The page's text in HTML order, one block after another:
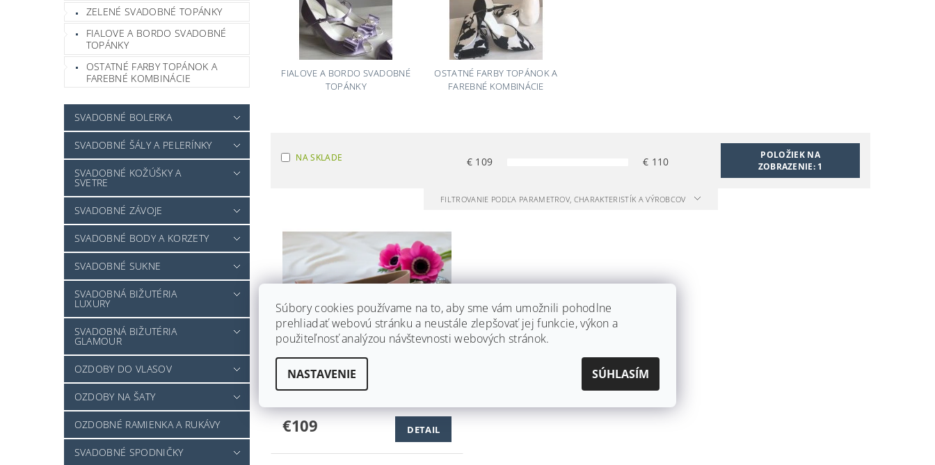
ZELENÉ SVADOBNÉ TOPÁNKY
FIALOVE A BORDO SVADOBNÉ
TOPÁNKY
OSTATNÉ FARBY TOPÁNOK A
FAREBNÉ KOMBINÁCIE
SVADOBNÉ BOLERKA
SVADOBNÉ ŠÁLY A PELERÍNKY
SVADOBNÉ KOŽÚŠKY A
SVETRE
SVADOBNÉ ZÁVOJE
SVADOBNÉ BODY A KORZETY
SVADOBNÉ SUKNE
SVADOBNÁ BIŽUTÉRIA
LUXURY
SVADOBNÁ BIŽUTÉRIA
GLAMOUR
OZDOBY DO VLASOV
OZDOBY NA ŠATY
OZDOBNÉ RAMIENKA A RUKÁVY
SVADOBNÉ SPODNIČKY
FIALOVE A BORDO SVADOBNÉ
TOPÁNKY
OSTATNÉ FARBY TOPÁNOK A
FAREBNÉ KOMBINÁCIE
NA SKLADE € 109 € 110
POLOŽIEK NA
ZOBRAZENIE: 1
FILTROVANIE PODĽA PARAMETROV, CHARAKTERISTÍK A VÝROBCOV
SVADOBNÉ BALERÍNKY S
€109 DETAIL
Súbory cookies používame na to, aby sme vám umožnili pohodlne
prehliadať webovú stránku a neustále zlepšovať jej funkcie, výkon a
použiteľnosť analýzou návštevnosti webových stránok.
NASTAVENIE SÚHLASÍM